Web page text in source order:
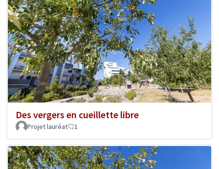
Des vergers en cueillette libre
Projet lauréat 1